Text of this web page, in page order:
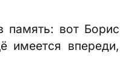
вот Борис
имеется впереди,